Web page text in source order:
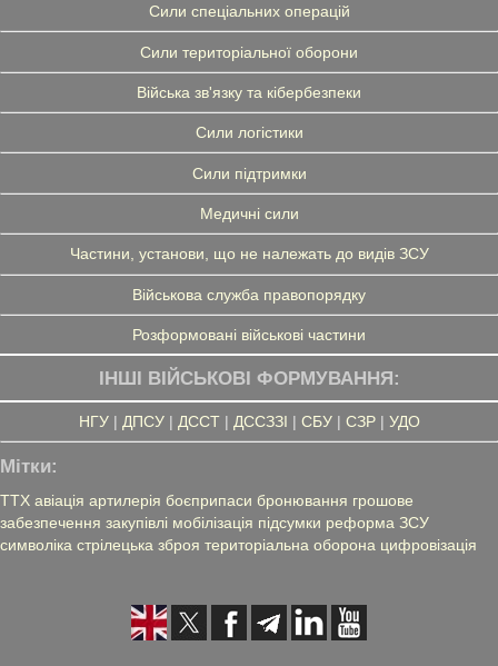
Сили спеціальних операцій
Сили територіальної оборони
Війська зв'язку та кібербезпеки
Сили логістики
Сили підтримки
Медичні сили
Частини, установи, що не належать до видів ЗСУ
Військова служба правопорядку
Розформовані військові частини
ІНШІ ВІЙСЬКОВІ ФОРМУВАННЯ:
НГУ| ДПСУ| ДССТ| ДССЗЗІ | СБУ| СЗР| УДО
Мітки:
ТТХ авіація артилерія боєприпаси бронювання грошове
забезпечення закупівлі мобілізація підсумки реформа ЗСУ
символіка стрілецька зброя територіальна оборона цифровізація